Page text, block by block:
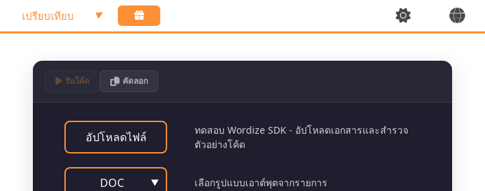
เปรียบเทียบ ▼
รันโค้ด คัดลอก
อัปโหลดไฟล์
ทดสอบ Wordize SDK - อัปโหลดเอกสารและสำรวจ
ตัวอย่างโค้ด
DOC ▼ เลือกรูปแบบเอาต์พุตจากรายการ